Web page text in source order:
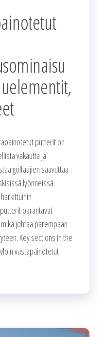
putterit on
vakautta ja
golfaajien saavuttaa
lyönneissä.
parantavat
johtaa parempaan
Key sections in the
vastapainotetut